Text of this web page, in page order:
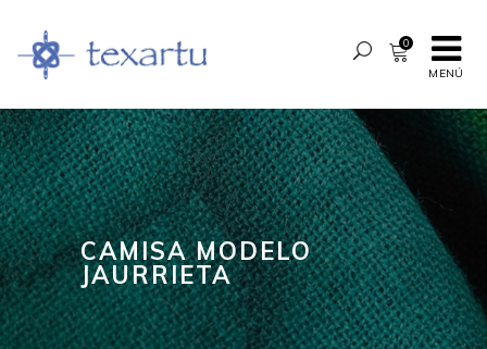
MENÚ
0
CAMISA MODELO
JAURRIETA